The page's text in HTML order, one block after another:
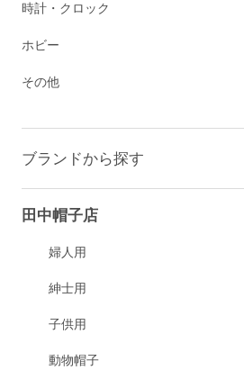
時計・クロック
ホビー
その他
ブランドから探す
田中帽子店
婦人用
紳士用
子供用
動物帽子